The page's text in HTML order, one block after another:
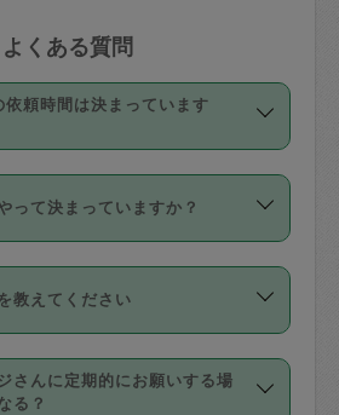
よくある質問
依頼時間は決まっています
き3時間固定です。3時間を
たい場合は、延長機能をご
。機能をご利用いただくに
することが必要です。な
下回っても、値引き等はござ
って決まっていますか？
帯の中からタスカジさん自
んで設定しています。
の価格設定には最初は制限
ュー件数、レビューの平均
々に設定可能な最高額が上
教えてください
クレジットカード（Visa／
／AMERICAN EXPRESS／
さんに定期的にお願いする場
る？